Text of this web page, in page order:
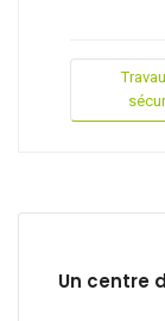
Un centre